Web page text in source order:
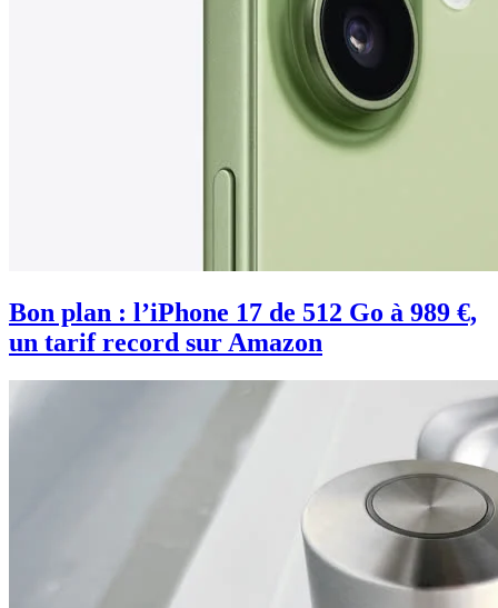
Bon plan : l’iPhone 17 de 512 Go à 989 €,
un tarif record sur Amazon